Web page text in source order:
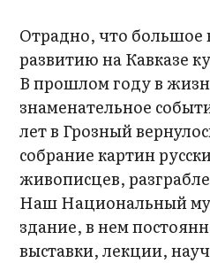
Отрадно, что большое
развитию на Кавказе
В прошлом году в
знаменательное
лет в Грозный
собрание картин
живописцев,
Наш Национальный
здание, в нем
выставки, лекции,